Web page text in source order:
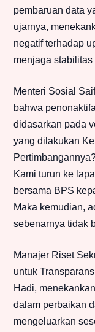
pembaruan data
ujarnya,
negatif terhadap
menjaga
Menteri Sosial
bahwa
didasarkan pada
yang dilakukan
Kami turun ke
bersama BPS
Maka kemudian,
sebenarnya tidak
Manajer Riset
untuk
Hadi,
dalam perbaikan
mengeluarkan